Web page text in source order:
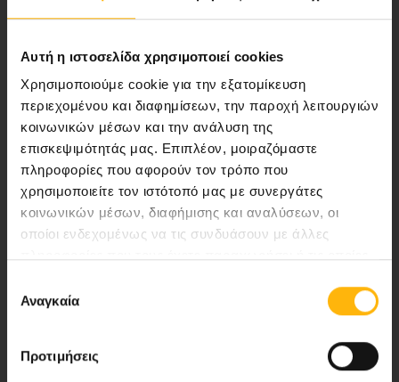
Αυτή η ιστοσελίδα χρησιμοποιεί cookies
Χρησιμοποιούμε cookie για την εξατομίκευση
περιεχομένου και διαφημίσεων, την παροχή λειτουργιών
κοινωνικών μέσων και την ανάλυση της
επισκεψιμότητάς μας. Επιπλέον, μοιραζόμαστε
πληροφορίες που αφορούν τον τρόπο που
χρησιμοποιείτε τον ιστότοπό μας με συνεργάτες
κοινωνικών μέσων, διαφήμισης και αναλύσεων, οι
οποίοι ενδεχομένως να τις συνδυάσουν με άλλες
των υπηρεσιών τους.
συγκατάθεσης
Αναγκαία
Προτιμήσεις
ποιότητας ολοκληρωμένες υπηρεσίες
Περιοχή Ιατρών
Εκδηλώσεις
151 23 Μαρούσι, Αθήνα Τηλ. Κέντρο: 210 61 84 000
Επικοινωνία